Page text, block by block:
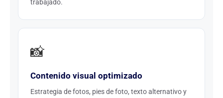
trabajado.
📸
Contenido visual optimizado
Estrategia de fotos, pies de foto, texto alternativo y